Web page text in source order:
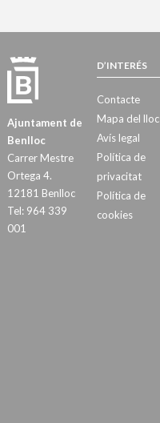
Ajuntament de
Benlloc
Carrer Mestre
Ortega 4.
12181 Benlloc
Tel: 964 339
001
D’INTERÉS
Contacte
Mapa del lloc
Avís legal
Política de
privacitat
Política de
cookies